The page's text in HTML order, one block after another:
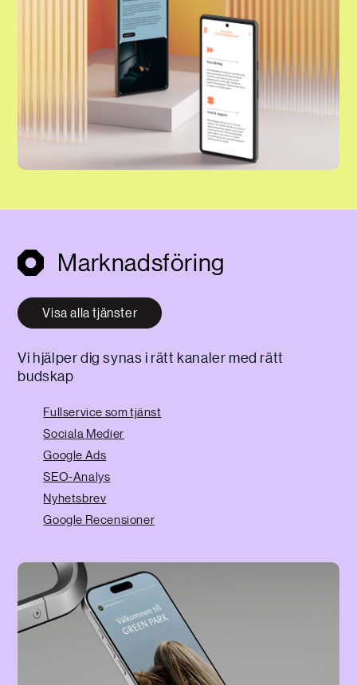
Marknadsföring
Visa alla tjänster
Vi hjälper dig synas i rätt kanaler med rätt
budskap
Fullservice som tjänst
Sociala Medier
Google Ads
SEO-Analys
Nyhetsbrev
Google Recensioner